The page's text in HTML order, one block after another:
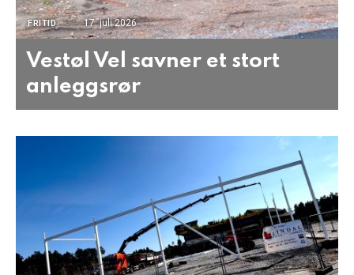
FRITID 17. juli 2026
Vestøl Vel savner et stort
anleggsrør